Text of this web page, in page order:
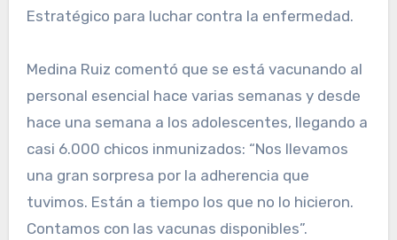
Estratégico para luchar contra la enfermedad.
Medina Ruiz comentó que se está vacunando al
personal esencial hace varias semanas y desde
hace una semana a los adolescentes, llegando a
casi 6.000 chicos inmunizados: “Nos llevamos
una gran sorpresa por la adherencia que
tuvimos. Están a tiempo los que no lo hicieron.
Contamos con las vacunas disponibles”.